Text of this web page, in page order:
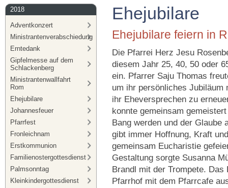
2018
Adventkonzert
Ministrantenverabschiedung
Erntedank
Gipfelmesse auf dem
Schlackenberg
Ministrantenwallfahrt
Rom
Ehejubilare
Johannesfeuer
Pfarrfest
Fronleichnam
Erstkommunion
Familienostergottesdienst
Palmsonntag
Kleinkindergottesdienst
Ehejubilare
Ehejubilare feiern in
Die Pfarrei Herz Jesu
diesem Jahr 25, 40, 50 oder
ein. Pfarrer Saju Thomas
um ihr persönliches Jubiläum
ihr Eheversprechen zu
konnte gemeinsam
Bang werden und der Glaube
gibt immer Hoffnung, Kraft
gemeinsam Eucharistie
Gestaltung sorgte Susanna
Brandl mit der Trompete.
Pfarrhof mit dem Pfarrcafe